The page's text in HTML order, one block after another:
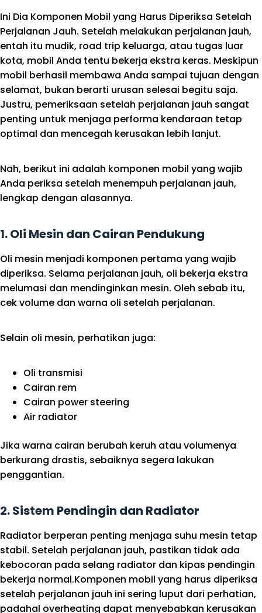
Ini Dia Komponen Mobil yang Harus Diperiksa Setelah
Perjalanan Jauh. Setelah melakukan perjalanan jauh,
entah itu mudik, road trip keluarga, atau tugas luar
kota, mobil Anda tentu bekerja ekstra keras. Meskipun
mobil berhasil membawa Anda sampai tujuan dengan
selamat, bukan berarti urusan selesai begitu saja.
Justru, pemeriksaan setelah perjalanan jauh sangat
penting untuk menjaga performa kendaraan tetap
optimal dan mencegah kerusakan lebih lanjut.
Nah, berikut ini adalah komponen mobil yang wajib
Anda periksa setelah menempuh perjalanan jauh,
lengkap dengan alasannya.
1. Oli Mesin dan Cairan Pendukung
Oli mesin menjadi komponen pertama yang wajib
diperiksa. Selama perjalanan jauh, oli bekerja ekstra
melumasi dan mendinginkan mesin. Oleh sebab itu,
cek volume dan warna oli setelah perjalanan.
Selain oli mesin, perhatikan juga:
Oli transmisi
Cairan rem
Cairan power steering
Air radiator
Jika warna cairan berubah keruh atau volumenya
berkurang drastis, sebaiknya segera lakukan
penggantian.
2.Sistem Pendingin dan Radiator
Radiator berperan penting menjaga suhu mesin tetap
stabil. Setelah perjalanan jauh, pastikan tidak ada
kebocoran pada selang radiator dan kipas pendingin
bekerja normal.Komponen mobil yang harus diperiksa
setelah perjalanan jauh ini sering luput dari perhatian,
padahal overheating dapat menyebabkan kerusakan